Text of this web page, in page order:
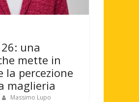
una
mette in
la percezione
maglieria
Massimo Lupo